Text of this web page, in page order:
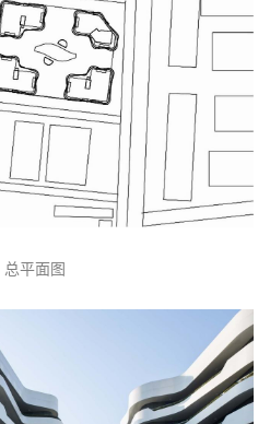
注册
平面图